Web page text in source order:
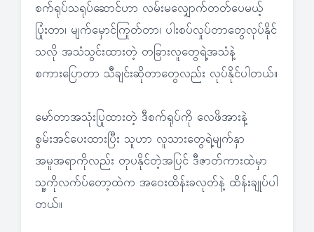
စက်ရုပ်သရုပ်ဆောင်ဟာ လမ်းမလျှောက်တတ်ပေမယ့်
ပြုံးတာ၊ မျက်မှောင်ကြုတ်တာ၊ ပါးစပ်လှုပ်တာတွေလုပ်နိုင်
သလို အသံသွင်းထားတဲ့ တခြားလူတွေရဲ့အသံနဲ့
စကားပြောတာ သီချင်းဆိုတာတွေလည်း လုပ်နိုင်ပါတယ်။
မော်တာအသုံးပြုထားတဲ့ ဒီစက်ရုပ်ကို လေဖိအားနဲ့
စွမ်းအင်ပေးထားပြီး သူဟာ လူသားတွေရဲ့မျက်နှာ
အမူအရာကိုလည်း တုပနိုင်တဲ့အပြင် ဒီဇာတ်ကားထဲမှာ
သူ့ကိုလက်ပ်တော့ထဲက အဝေးထိန်းခလုတ်နဲ့ ထိန်းချုပ်ပါ
တယ်။